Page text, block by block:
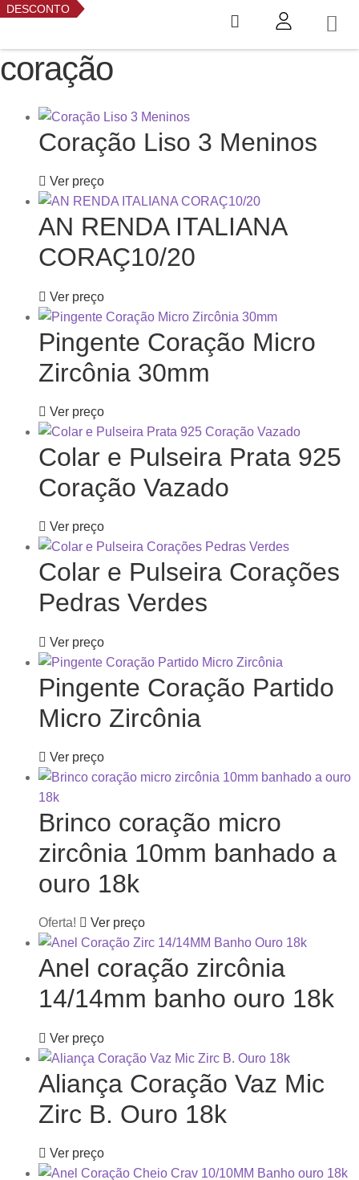
coração
Coração Liso 3 Meninos
Ver preço
AN RENDA ITALIANA
CORAÇ10/20
Ver preço
Pingente Coração Micro
Zircônia 30mm
Ver preço
Colar e Pulseira Prata 925
Coração Vazado
Ver preço
Colar e Pulseira Corações
Pedras Verdes
Ver preço
Pingente Coração Partido
Micro Zircônia
Ver preço
DESCONTO
Brinco coração micro
zircônia 10mm banhado a
ouro 18k
Oferta! Ver preço
Anel coração zircônia
14/14mm banho ouro 18k
Ver preço
Aliança Coração Vaz Mic
Zirc B. Ouro 18k
Ver preço